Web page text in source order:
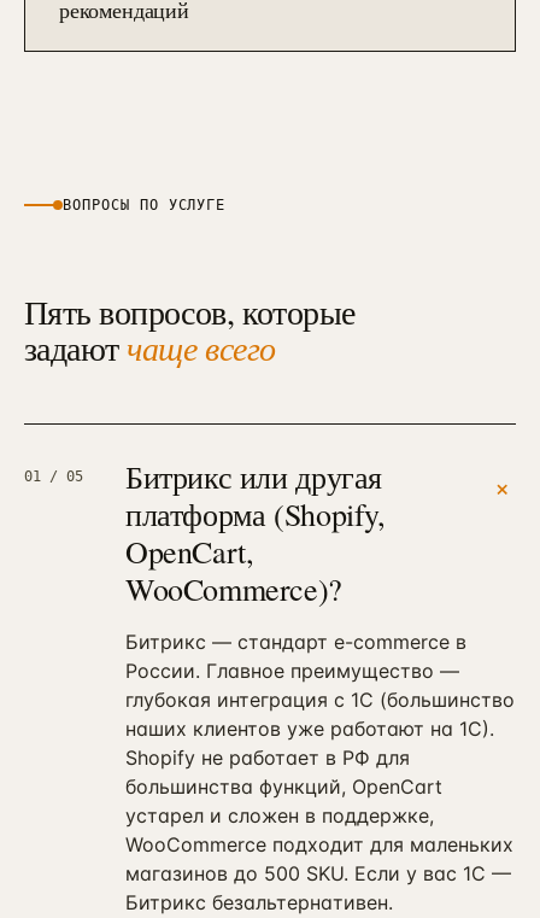
рекомендаций
ВОПРОСЫ ПО УСЛУГЕ
Пять вопросов, которые
задаютчаще всего
01 / 05
Битрикс или другая
платформа (Shopify,
OpenCart,
WooCommerce)?
+
Битрикс — стандарт e-commerce в
России. Главное преимущество —
глубокая интеграция с 1С (большинство
наших клиентов уже работают на 1С).
Shopify не работает в РФ для
большинства функций, OpenCart
устарел и сложен в поддержке,
WooCommerce подходит для маленьких
магазинов до 500 SKU. Если у вас 1С —
Битрикс безальтернативен.